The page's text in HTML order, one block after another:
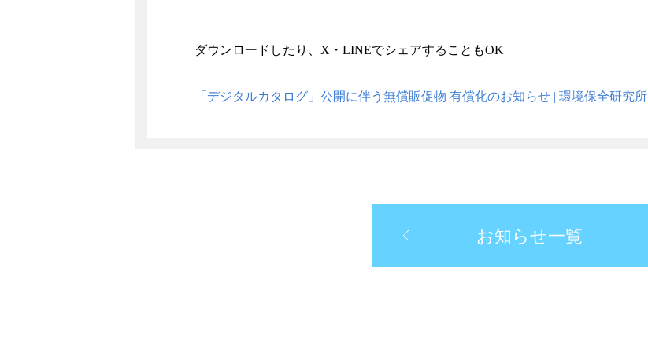
ダウンロードしたり、X・LINEでシェアすることもOK
「デジタルカタログ」公開に伴う無償販促物 有償化のお知らせ | 環境保全研究所
お知らせ一覧